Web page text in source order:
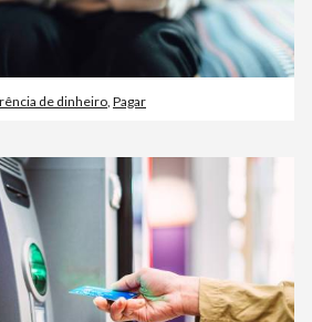
de dinheiro Pagar